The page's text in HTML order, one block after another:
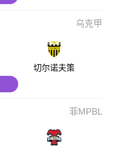
乌克甲
切尔诺夫策
菲MPBL